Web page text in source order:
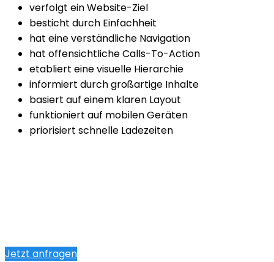
verfolgt ein Website-Ziel
besticht durch Einfachheit
hat eine verständliche Navigation
hat offensichtliche Calls-To-Action
etabliert eine visuelle Hierarchie
informiert durch großartige Inhalte
basiert auf einem klaren Layout
funktioniert auf mobilen Geräten
priorisiert schnelle Ladezeiten
Jetzt anfragen